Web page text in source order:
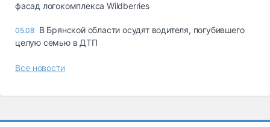
фасад логокомплекса Wildberries
05.08 В Брянской области осудят водителя, погубившего
целую семью в ДТП
Все новости